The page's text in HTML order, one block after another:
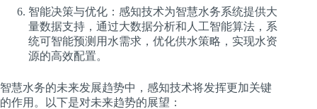
智能决策与优化：感知技术为智慧水务系统提供大
量数据支持，通过大数据分析和人工智能算法，系
统可智能预测用水需求，优化供水策略，实现水资
源的高效配置。
智慧水务的未来发展趋势中，感知技术将发挥更加关键
的作用。以下是对未来趋势的展望：